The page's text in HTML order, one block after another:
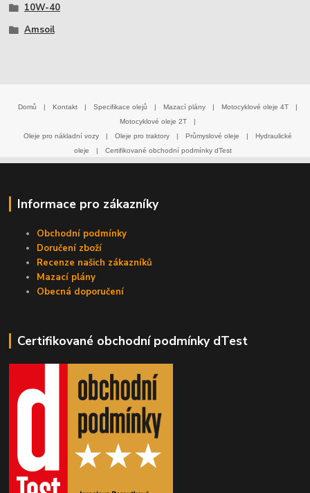
10W-40
Amsoil
Domů | Kontakt | Specifikace olejů | Mazací plány | Motocyklové oleje 4T
|
Motocyklové oleje 2T
|
Oleje pro nákladní vozy
| Oleje pro traktory | Průmyslové oleje |
Hydraulické
oleje
| Certifikované obchodní podmínky dTest
Informace pro zákazníky
Obchodní podmínky
Doručení zboží
Recenze našich zákazníků
Mazací plány
Obecná doporučení
Certifikované obchodní podmínky dTest